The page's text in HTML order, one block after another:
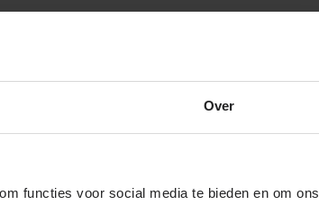
Over
functies voor social media te bieden en om ons